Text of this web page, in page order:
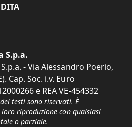
S.p.a.
- Via Alessandro Poerio,
Cap. Soc. i.v. Euro
e REA VE-454332
testi sono riservati. È
riproduzione con qualsiasi
o parziale.